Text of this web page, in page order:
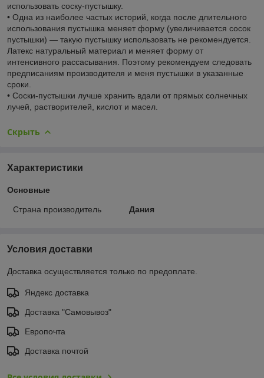
использовать соску-пустышку.
• Одна из наиболее частых историй, когда после длительного
использования пустышка меняет форму (увеличивается сосок
пустышки) — такую пустышку использовать не рекомендуется.
Латекс натуральный материал и меняет форму от
интенсивного рассасывания. Поэтому рекомендуем следовать
предписаниям производителя и меня пустышки в указанные
сроки.
• Соски-пустышки лучше хранить вдали от прямых солнечных
лучей, растворителей, кислот и масел.
Скрыть
Характеристики
Основные
Страна производитель Дания
Условия доставки
Доставка осуществляется только по предоплате.
Яндекс доставка
Доставка "Самовывоз"
Европочта
Доставка почтой